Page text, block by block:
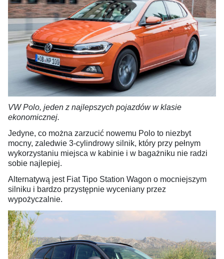
VW Polo, jeden z najlepszych pojazdów w klasie
ekonomicznej.
Jedyne, co można zarzucić nowemu Polo to niezbyt
mocny, zaledwie 3-cylindrowy silnik, który przy pełnym
wykorzystaniu miejsca w kabinie i w bagażniku nie radzi
sobie najlepiej.
Alternatywą jest Fiat Tipo Station Wagon o mocniejszym
silniku i bardzo przystępnie wyceniany przez
wypożyczalnie.